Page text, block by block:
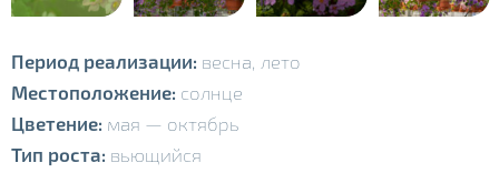
Период реализации: весна, лето
Местоположение: солнце
Цветение: мая — октябрь
Тип роста: вьющийся